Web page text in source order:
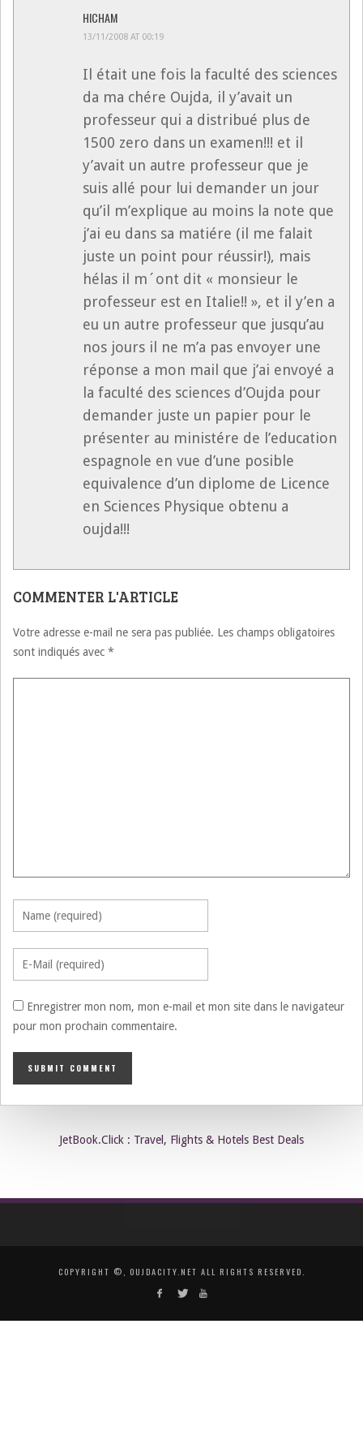
HICHAM
13/11/2008 AT 00:19
Il était une fois la faculté des sciences
da ma chére Oujda, il y’avait un
professeur qui a distribué plus de
1500 zero dans un examen!!! et il
y’avait un autre professeur que je
suis allé pour lui demander un jour
qu’il m’explique au moins la note que
j’ai eu dans sa matiére (il me falait
juste un point pour réussir!), mais
hélas il m´ont dit « monsieur le
professeur est en Italie!! », et il y’en a
eu un autre professeur que jusqu’au
nos jours il ne m’a pas envoyer une
réponse a mon mail que j’ai envoyé a
la faculté des sciences d’Oujda pour
demander juste un papier pour le
présenter au ministére de l’education
espagnole en vue d’une posible
equivalence d’un diplome de Licence
en Sciences Physique obtenu a
oujda!!!
COMMENTER L'ARTICLE
Votre adresse e-mail ne sera pas publiée. Les champs obligatoires
sont indiqués avec *
Enregistrer mon nom, mon e-mail et mon site dans le navigateur
pour mon prochain commentaire.
JetBook.Click : Travel, Flights & Hotels Best Deals
COPYRIGHT ©, OUJDACITY.NET ALL RIGHTS RESERVED.